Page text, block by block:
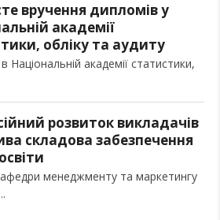
вручення дипломів у
академії
обліку та аудиту
Національній академії статистики,
розвиток викладачів
складова забезпечення
менеджменту та маркетингу